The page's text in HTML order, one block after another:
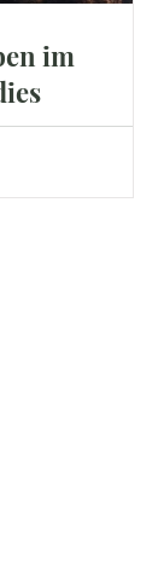
im
gelbe
was wie ein